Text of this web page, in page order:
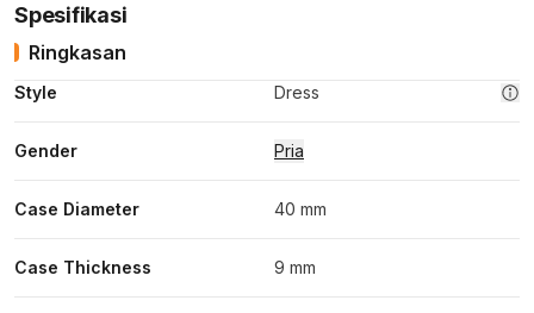
Spesifikasi
Ringkasan
Style Dress
Gender Pria
Case Diameter 40 mm
Case Thickness 9 mm